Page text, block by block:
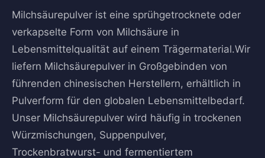
Milchsäurepulver ist eine sprühgetrocknete oder
verkapselte Form von Milchsäure in
Lebensmittelqualität auf einem Trägermaterial.Wir
liefern Milchsäurepulver in Großgebinden von
führenden chinesischen Herstellern, erhältlich in
Pulverform für den globalen Lebensmittelbedarf.
Unser Milchsäurepulver wird häufig in trockenen
Würzmischungen, Suppenpulver,
Trockenbratwurst- und fermentiertem